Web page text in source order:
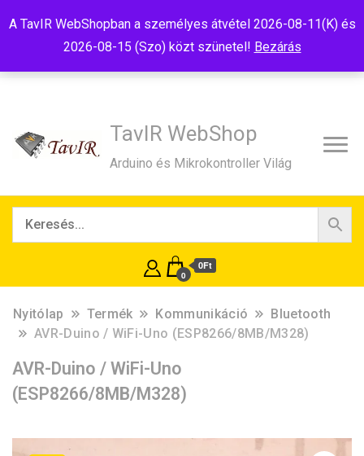
A TavIR WebShopban a személyes átvétel 2026-08-11(K) és
2026-08-15 (Szo) közt szünetel! Bezárás
TavIR WebShop
Arduino és Mikrokontroller Világ
0
0Ft
Nyitólap Termék Kommunikáció
Bluetooth
AVR-Duino / WiFi-Uno (ESP8266/8MB/M328)
AVR-Duino / WiFi-Uno
(ESP8266/8MB/M328)